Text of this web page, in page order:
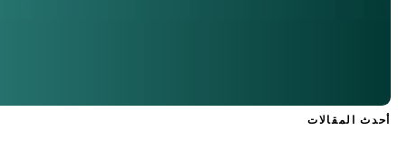
أحدث المقالات